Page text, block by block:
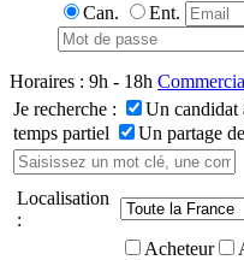
Can.
Ent.
Horaires : 9h - 18h
Je recherche :
Un candidat
temps partiel
Un partage
Localisation
:
Acheteur